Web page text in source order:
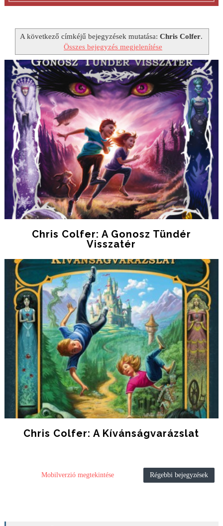
A következő címkéjű bejegyzések mutatása:Chris Colfer.
Összes bejegyzés megjelenítése
Chris Colfer: A Gonosz Tündér
Visszatér
Chris Colfer: A Kívánságvarázslat
Régebbi bejegyzések
Mobilverzió megtekintése